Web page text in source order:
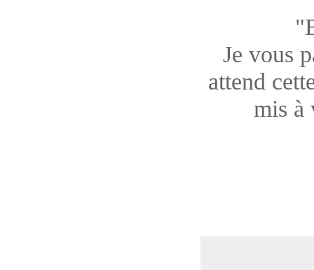
Je vous
attend
mis à